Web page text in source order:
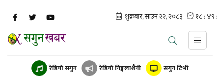
रेडियो सगुन रेडियो निङ्गलाशैनी सगुन टिभी